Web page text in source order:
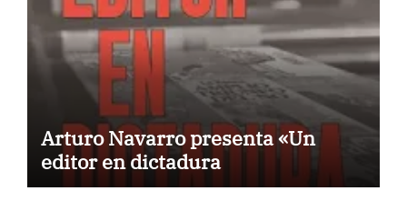
Arturo Navarro presenta «Un
editor en dictadura